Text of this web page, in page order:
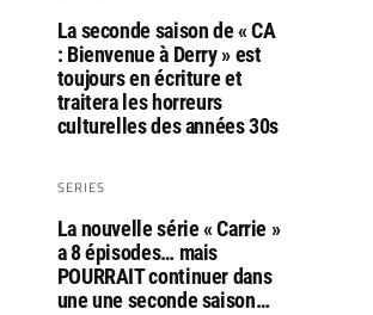
La seconde saison de « CA
: Bienvenue à Derry » est
toujours en écriture et
traitera les horreurs
culturelles des années 30s
SERIES
La nouvelle série « Carrie »
a 8 épisodes… mais
POURRAIT continuer dans
une une seconde saison…